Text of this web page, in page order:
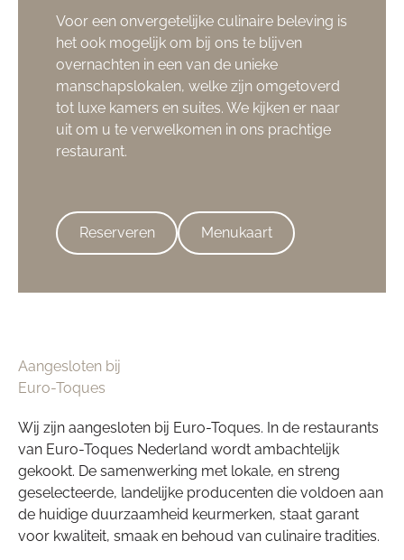
Voor een onvergetelijke culinaire beleving is
het ook mogelijk om bij ons te blijven
overnachten in een van de unieke
manschapslokalen, welke zijn omgetoverd
tot luxe kamers en suites. We kijken er naar
uit om u te verwelkomen in ons prachtige
restaurant.
Reserveren Menukaart
Aangesloten bij
Euro-Toques
Wij zijn aangesloten bij Euro-Toques. In de restaurants
van Euro-Toques Nederland wordt ambachtelijk
gekookt. De samenwerking met lokale, en streng
geselecteerde, landelijke producenten die voldoen aan
de huidige duurzaamheid keurmerken, staat garant
voor kwaliteit, smaak en behoud van culinaire tradities.